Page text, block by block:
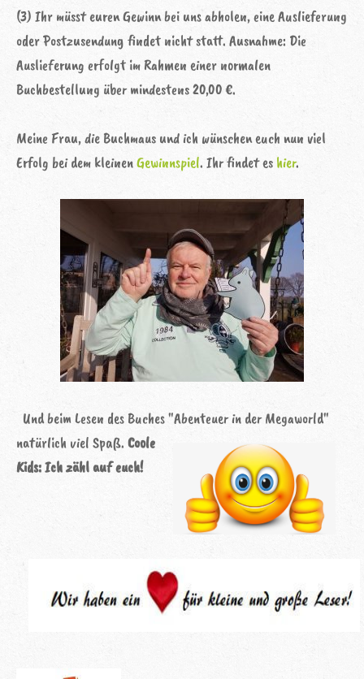
(3) Ihr müsst euren Gewinn bei uns abholen, eine Auslieferung
oder Postzusendung findet nicht statt. Ausnahme: Die
Auslieferung erfolgt im Rahmen einer normalen
Buchbestellung über mindestens 20,00 €.
Meine Frau, die Buchmaus und ich wünschen euch nun viel
Erfolg bei dem kleinenGewinnspiel. Ihr findet es hier.
Und beim Lesen des Buches "Abenteuer in der Megaworld"
natürlich viel Spaß. Coole
Kids: Ich zähl auf euch!